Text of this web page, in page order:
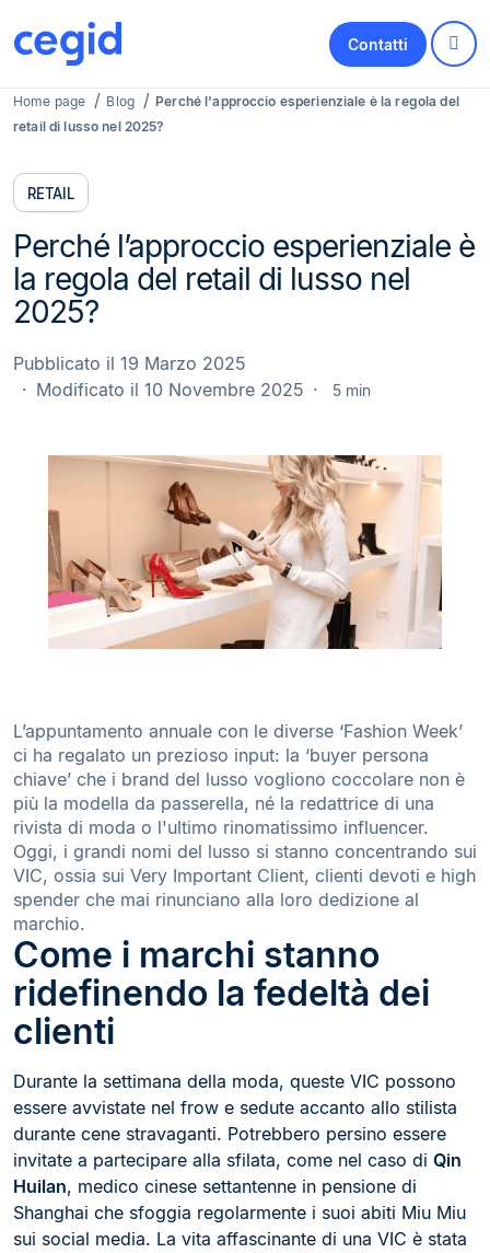
Contatti
Home page Blog
Perché l'approccio esperienziale è la regola del
retail di lusso nel 2025?
RETAIL
Perché l’approccio esperienziale è
la regola del retail di lusso nel
2025?
Pubblicato il 19 Marzo 2025
Modificato il 10 Novembre 2025
5 min
L’appuntamento annuale con le diverse ‘Fashion Week’
ci ha regalato un prezioso input: la ‘buyer persona
chiave’ che i brand del lusso vogliono coccolare non è
più la modella da passerella, né la redattrice di una
rivista di moda o l'ultimo rinomatissimo influencer.
Oggi, i grandi nomi del lusso si stanno concentrando sui
VIC, ossia sui Very Important Client, clienti devoti e high
spender che mai rinunciano alla loro dedizione al
marchio.
Come i marchi stanno
ridefinendo la fedeltà dei
clienti
Durante la settimana della moda, queste VIC possono
essere avvistate nel frow e sedute accanto allo stilista
durante cene stravaganti. Potrebbero persino essere
invitate a partecipare alla sfilata, come nel caso di Qin
Huilan, medico cinese settantenne in pensione di
Shanghai che sfoggia regolarmente i suoi abiti Miu Miu
sui social media. La vita affascinante di una VIC è stata